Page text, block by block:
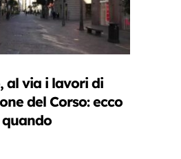
al via i lavori di
del Corso: ecco
quando